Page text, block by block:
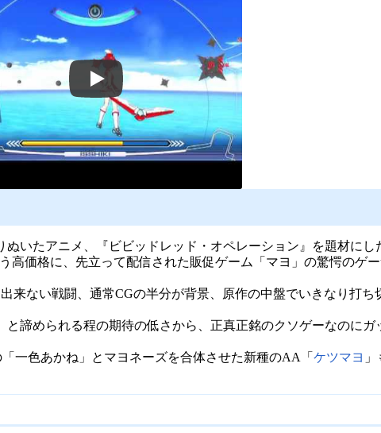
いたアニメ、『ビビッドレッド・オペレーション』を題材にし
高価格に、先立って配信された販促ゲーム「マヨ」の驚愕のゲ
来ない戦闘、通常CGの半分が背景、原作の中盤でいきなり打ち
と諦められる程の期待の低さから、正真正銘のクソゲーなのに
一色あかね」とマヨネーズを合体させた新種のAA「 ケツマヨ